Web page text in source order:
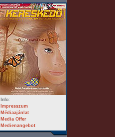
Info:
Impresszum
Médiaajánlat
Media Offer
Medienangebot